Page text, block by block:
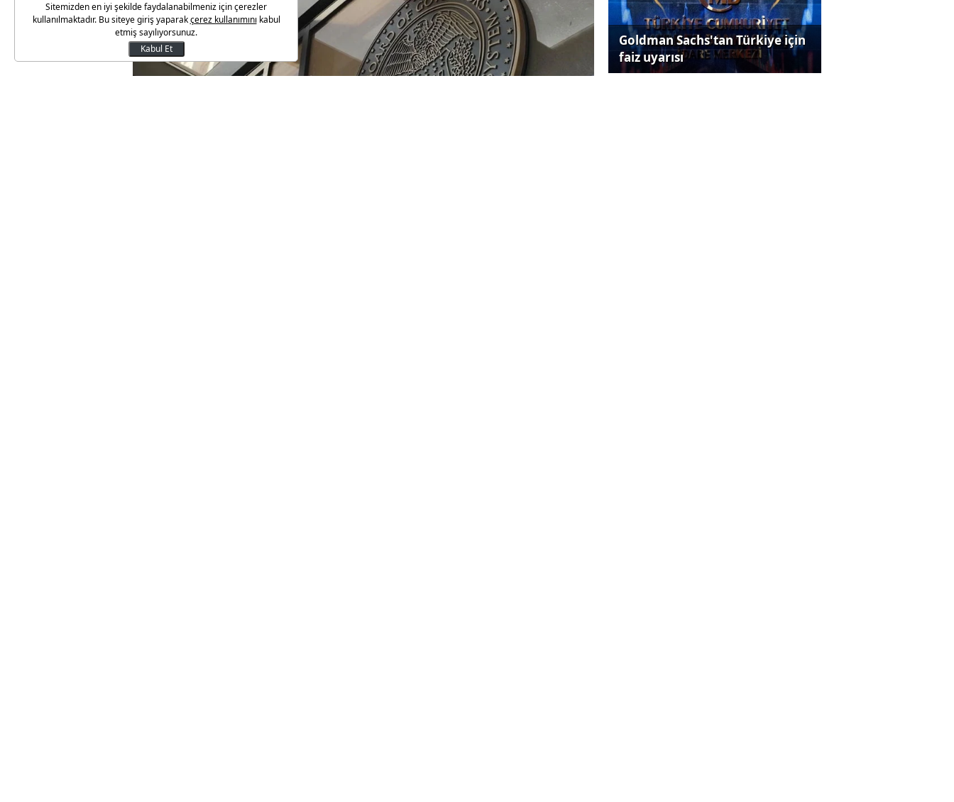
Goldman Sachs'tan Türkiye için
faiz uyarısı
Sitemizden en iyi şekilde faydalanabilmeniz için çerezler
kullanılmaktadır. Bu siteye giriş yaparakçerez kullanımını kabul
etmiş sayılıyorsunuz.
Kabul Et